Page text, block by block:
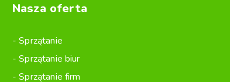
Nasza oferta
Sprzątanie
Sprzątanie biur
Sprzątanie firm